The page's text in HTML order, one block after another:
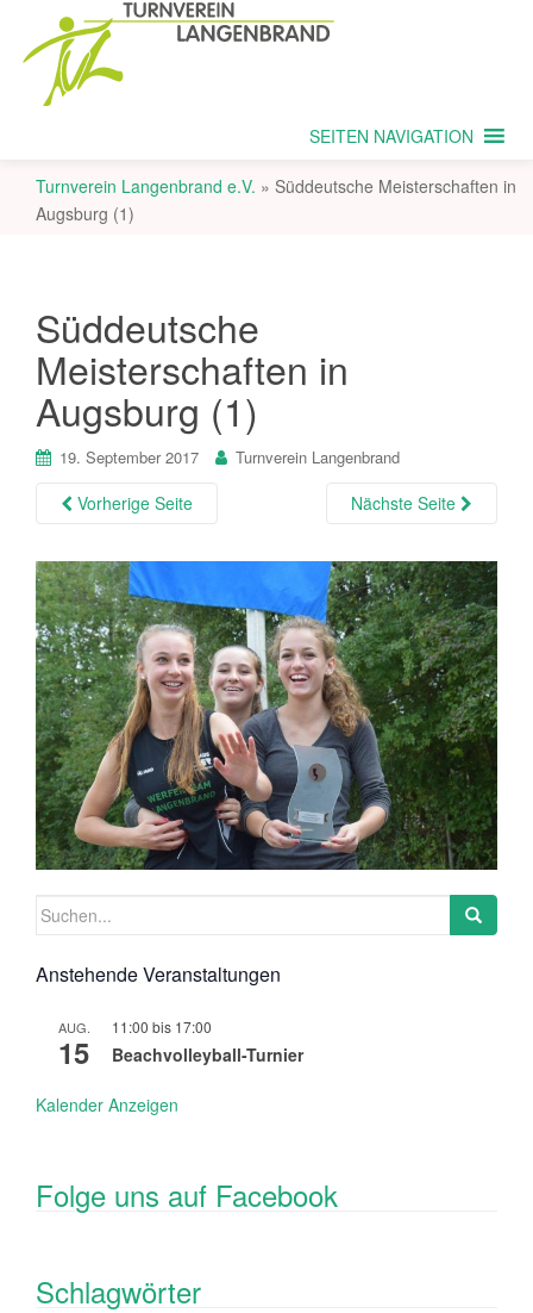
SEITEN NAVIGATION
Turnverein Langenbrand e.V. » Süddeutsche Meisterschaften in
Augsburg (1)
Süddeutsche
Meisterschaften in
Augsburg (1)
19. September 2017 Turnverein Langenbrand
Vorherige Seite Nächste Seite
Suchen
Anstehende Veranstaltungen
AUG.
15
11:00 bis 17:00
Beachvolleyball-Turnier
Kalender Anzeigen
Folge uns auf Facebook
Schlagwörter